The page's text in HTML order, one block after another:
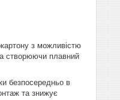
з можливістю
створюючи плавний
безпосередньо в
та знижує